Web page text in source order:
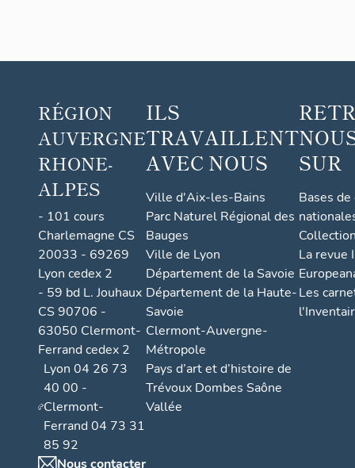
RÉGION
AUVERGNE
RHONE-
ALPES
- 101 cours
Charlemagne CS
20033 - 69269
Lyon cedex 2
- 59 bd L. Jouhaux
CS 90706 -
63050 Clermont-
Ferrand cedex 2
Lyon 04 26 73
40 00 -
Clermont-
Ferrand 04 73 31
85 92
Nous contacter
ILS
TRAVAILLENT
AVEC NOUS
Ville d'Aix-les-Bains
Parc Naturel Régional des
Bauges
Ville de Lyon
Département de la Savoie
Département de la Haute-
Savoie
Clermont-Auvergne-
Métropole
Pays d’art et d’histoire de
Trévoux Dombes Saône
Vallée
SUR
Bases
La revue
Les